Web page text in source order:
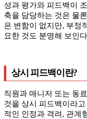
성과 평가와 피드백이
축을 담당하는 것은 물
은 변함이 없지만, 부정
요한 것도 분명해 보인
상시 피드백이란?
직원과 매니저 또는 동
것을 상시 피드백이라
적인 인정과 격려, 관계